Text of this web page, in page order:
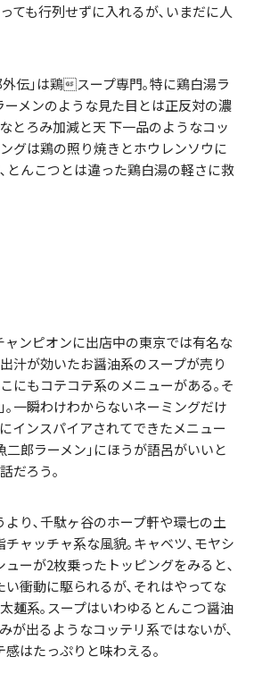
ても行列せずに入れるが､いまだに人
伝｣は鶏スープ専門｡特に鶏白湯ラ
メンのような見た目とは正反対の濃
とろみ加減と天 下一品のようなコッ
グは鶏の照り焼きとホウレンソウに
とんこつとは違った鶏白湯の軽さに救
ンピオンに出店中の東京では有名な
汁が効いたお醤油系のスープが売り
にもコテコテ系のメニューがある｡そ
｡一瞬わけわからないネーミングだけ
インスパイアされてできたメニュー
二郎ラーメン｣にほうが語呂がいいと
だろう｡
より､千駄ヶ谷のホープ軒や環七の土
ャッチャ系な風貌｡キャベツ､モヤシ
ーが2枚乗ったトッピングをみると､
い衝動に駆られるが､それはやってな
麺系｡スープはいわゆるとんこつ醤油
が出るようなコッテリ系ではないが､
はたっぷりと味わえる｡